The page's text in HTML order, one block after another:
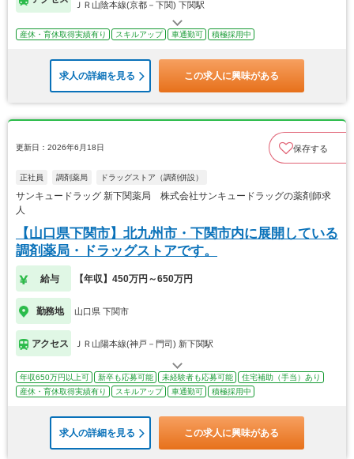
ＪＲ山陰本線(京都－下関) 下関駅
産休・育休取得実績有り スキルアップ 車通勤可 積極採用中
求人の詳細を見る この求人に興味がある
更新日：2026年6月18日 保存する
正社員 調剤薬局 ドラッグストア（調剤併設）
サンキュードラッグ 新下関薬局 株式会社サンキュードラッグの薬剤師求
人
【山口県下関市】北九州市・下関市内に展開している
調剤薬局・ドラッグストアです。
給与 【年収】450万円～650万円
勤務地 山口県 下関市
アクセス ＪＲ山陽本線(神戸－門司) 新下関駅
年収650万円以上可 新卒も応募可能 未経験者も応募可能
住宅補助（手当）あり
産休・育休取得実績有り
スキルアップ 車通勤可 積極採用中
求人の詳細を見る この求人に興味がある